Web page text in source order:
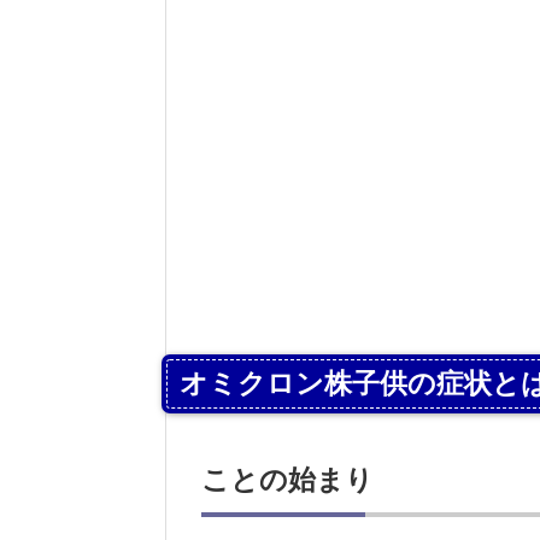
オミクロン株子供の症状と
ことの始まり